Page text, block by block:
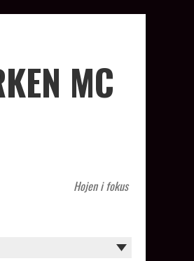
MC
Hojen i fokus